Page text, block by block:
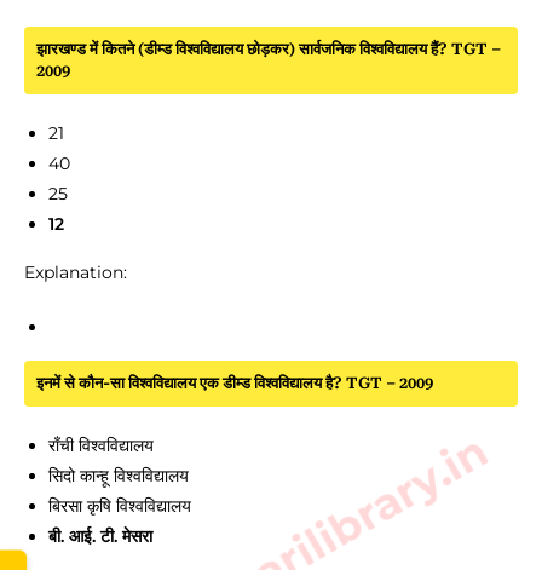
झारखण्ड में कितने (डीम्ड विश्वविद्यालय छोड़कर) सार्वजनिक विश्वविद्यालय हैं? TGT –
2009
21
40
25
12
Explanation:
इनमें से कौन-सा विश्वविद्यालय एक डीम्ड विश्वविद्यालय है? TGT – 2009
राँची विश्वविद्यालय
सिदो कान्हू विश्वविद्यालय
बिरसा कृषि विश्वविद्यालय
बी. आई. टी. मेसरा